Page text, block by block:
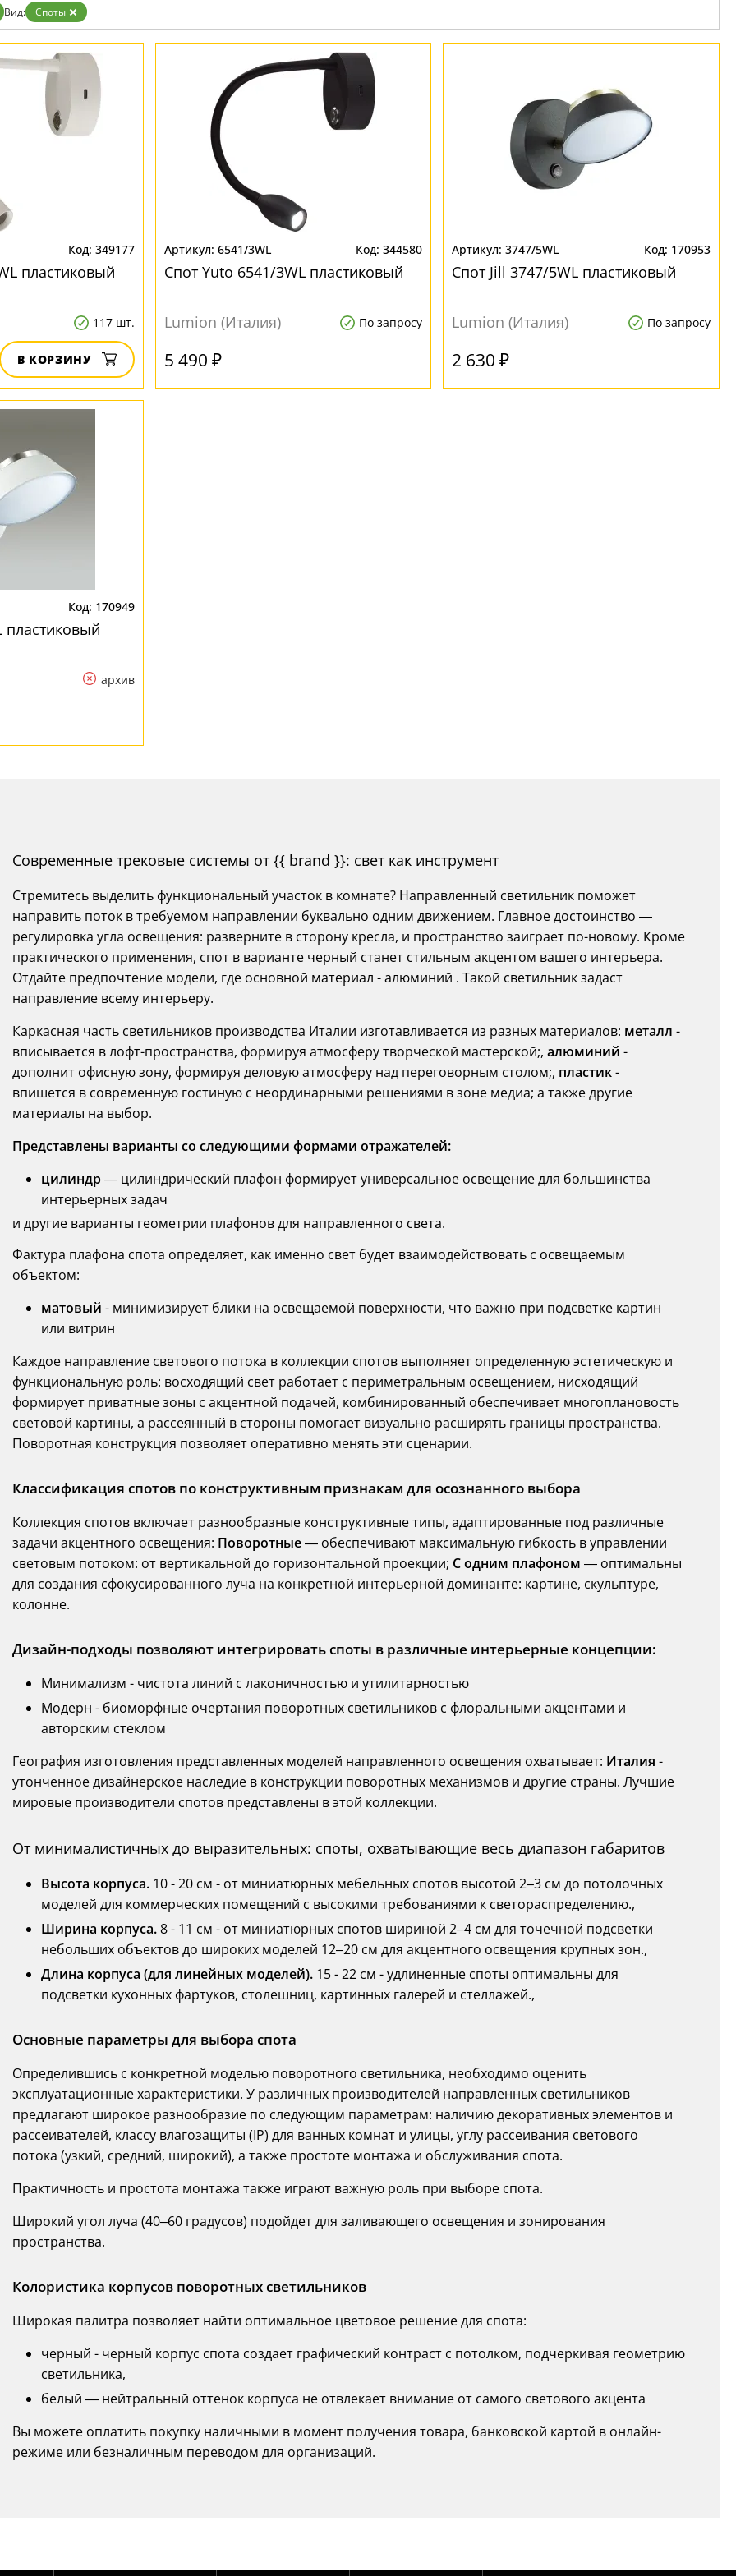
Золото
Прозрачные
Хром
Черные
Вид: Споты
349177
пластиковый
117 шт.
В КОРЗИНУ
6541/3WL 344580
Спот Yuto 6541/3WL пластиковый
Lumion (Италия) По запросу
5 490 ₽
3747/5WL 170953
Спот Jill 3747/5WL пластиковый
Lumion (Италия) По запросу
2 630 ₽
170949
пластиковый
архив
Современные трековые системы от {{ brand }}: свет как инструмент
Стремитесь выделить функциональный участок в комнате? Направленный светильник поможет
направить поток в требуемом направлении буквально одним движением. Главное достоинство —
регулировка угла освещения: разверните в сторону кресла, и пространство заиграет по-новому. Кроме
практического применения, спот в варианте черный станет стильным акцентом вашего интерьера.
Отдайте предпочтение модели, где основной материал - алюминий . Такой светильник задаст
направление всему интерьеру.
Каркасная часть светильников производства Италии изготавливается из разных материалов: металл -
вписывается в лофт-пространства, формируя атмосферу творческой мастерской;, алюминий -
дополнит офисную зону, формируя деловую атмосферу над переговорным столом;, пластик-
впишется в современную гостиную с неординарными решениями в зоне медиа; а также другие
материалы на выбор.
Представлены варианты со следующими формами отражателей:
цилиндр— цилиндрический плафон формирует универсальное освещение для большинства
интерьерных задач
и другие варианты геометрии плафонов для направленного света.
Фактура плафона спота определяет, как именно свет будет взаимодействовать с освещаемым
объектом:
матовый - минимизирует блики на освещаемой поверхности, что важно при подсветке картин
или витрин
Каждое направление светового потока в коллекции спотов выполняет определенную эстетическую и
функциональную роль: восходящий свет работает с периметральным освещением, нисходящий
формирует приватные зоны с акцентной подачей, комбинированный обеспечивает многоплановость
световой картины, а рассеянный в стороны помогает визуально расширять границы пространства.
Поворотная конструкция позволяет оперативно менять эти сценарии.
Классификация спотов по конструктивным признакам для осознанного выбора
Коллекция спотов включает разнообразные конструктивные типы, адаптированные под различные
задачи акцентного освещения: Поворотные— обеспечивают максимальную гибкость в управлении
световым потоком: от вертикальной до горизонтальной проекции; С одним плафоном — оптимальны
для создания сфокусированного луча на конкретной интерьерной доминанте: картине, скульптуре,
колонне.
Дизайн-подходы позволяют интегрировать споты в различные интерьерные концепции:
Минимализм - чистота линий с лаконичностью и утилитарностью
Модерн - биоморфные очертания поворотных светильников с флоральными акцентами и
авторским стеклом
География изготовления представленных моделей направленного освещения охватывает: Италия -
утонченное дизайнерское наследие в конструкции поворотных механизмов и другие страны. Лучшие
мировые производители спотов представлены в этой коллекции.
От минималистичных до выразительных: споты, охватывающие весь диапазон габаритов
Высота корпуса. 10 - 20 см - от миниатюрных мебельных спотов высотой 2–3 см до потолочных
моделей для коммерческих помещений с высокими требованиями к светораспределению.,
Ширина корпуса.8 - 11 см - от миниатюрных спотов шириной 2–4 см для точечной подсветки
небольших объектов до широких моделей 12–20 см для акцентного освещения крупных зон.,
Длина корпуса (для линейных моделей). 15 - 22 см - удлиненные споты оптимальны для
подсветки кухонных фартуков, столешниц, картинных галерей и стеллажей.,
Основные параметры для выбора спота
Определившись с конкретной моделью поворотного светильника, необходимо оценить
эксплуатационные характеристики. У различных производителей направленных светильников
предлагают широкое разнообразие по следующим параметрам: наличию декоративных элементов и
рассеивателей, классу влагозащиты (IP) для ванных комнат и улицы, углу рассеивания светового
потока (узкий, средний, широкий), а также простоте монтажа и обслуживания спота.
Практичность и простота монтажа также играют важную роль при выборе спота.
Широкий угол луча (40–60 градусов) подойдет для заливающего освещения и зонирования
пространства.
Колористика корпусов поворотных светильников
Широкая палитра позволяет найти оптимальное цветовое решение для спота:
черный - черный корпус спота создает графический контраст с потолком, подчеркивая геометрию
светильника,
белый — нейтральный оттенок корпуса не отвлекает внимание от самого светового акцента
Вы можете оплатить покупку наличными в момент получения товара, банковской картой в онлайн-
режиме или безналичным переводом для организаций.